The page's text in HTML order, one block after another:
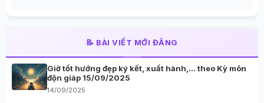
📝 BÀI VIẾT MỚI ĐĂNG
Giờ tốt hướng đẹp ký kết, xuất hành,… theo Kỳ môn
độn giáp 15/09/2025
14/09/2025